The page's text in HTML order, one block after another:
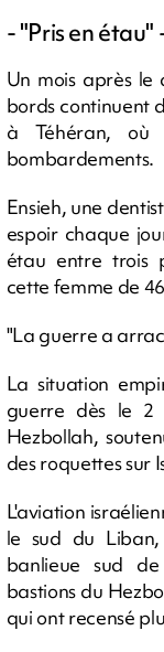
- "Pris en étau"
Un mois après
bords continuent
à Téhéran, où
bombardements.
Ensieh, une
espoir chaque
étau entre trois
cette femme de
"La guerre a
La situation
guerre dès le 2
Hezbollah,
des roquettes sur
L'aviation
le sud du
banlieue sud
bastions du
qui ont recensé